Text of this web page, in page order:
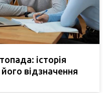
історія
відзначення